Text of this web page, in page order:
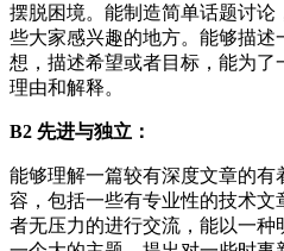
摆脱困境。能制造简单话题讨
些大家感兴趣的地方。能够描
想，描述希望或者目标，能为
理由和解释。
B2 先进与独立：
能够理解一篇较有深度文章的有
容，包括一些有专业性的技术文
者无压力的进行交流，能以一